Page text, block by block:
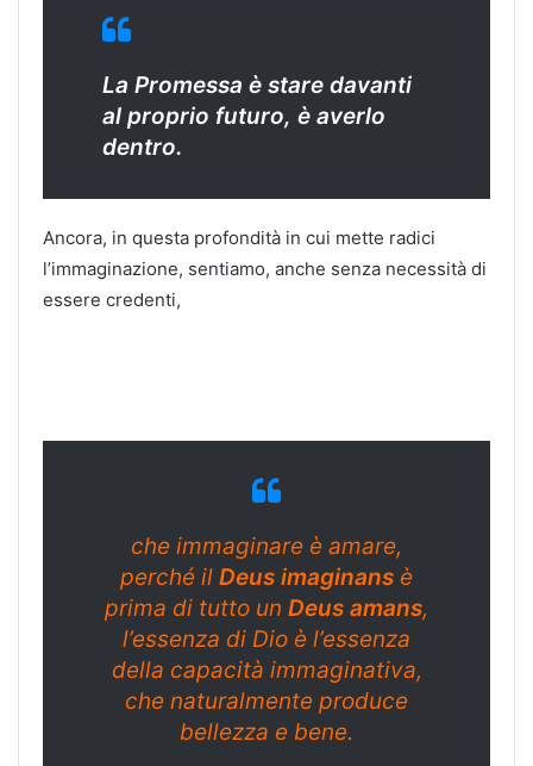
La Promessa è stare davanti
al proprio futuro, è averlo
dentro.
Ancora, in questa profondità in cui mette radici
l’immaginazione, sentiamo, anche senza necessità di
essere credenti,
che immaginare è amare,
perché il Deus imaginans è
prima di tutto un Deus amans,
l’essenza di Dio è l’essenza
della capacità immaginativa,
che naturalmente produce
bellezza e bene.